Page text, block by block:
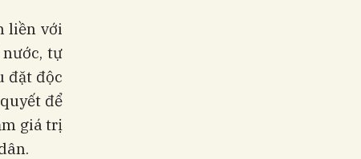
liền với
tự
đặt độc
để
giá trị